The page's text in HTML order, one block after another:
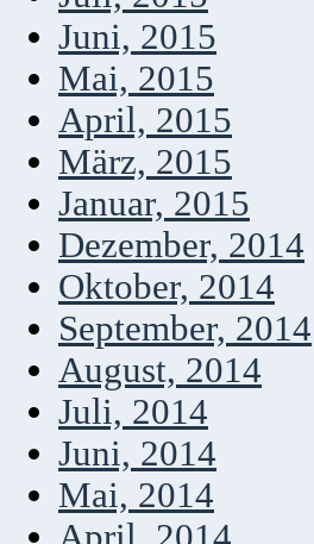
Juni, 2015
Mai, 2015
April, 2015
März, 2015
Januar, 2015
Dezember, 2014
Oktober, 2014
September, 2014
August, 2014
Juli, 2014
Juni, 2014
Mai, 2014